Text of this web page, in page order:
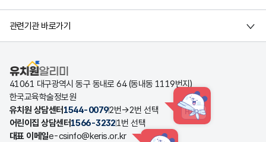
관련기관 바로가기
유치원알리미
41061 대구광역시 동구 동내로 64 (동내동 1119번지)
한국교육학술정보원
유치원 상담센터 1544-00792번→2번 선택 HINT
어린이집 상담센터1566-32321번 선택
대표 이메일e-csinfo@keris.or.kr